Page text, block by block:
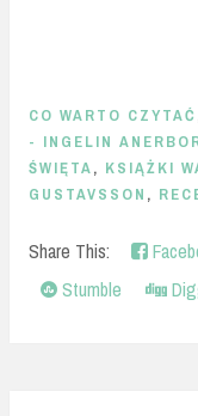
CO WARTO CZYTAĆ
- INGELIN
ŚWIĘTA, KSIĄŻKI
GUSTAVSSON ,
Share This:
Stumble